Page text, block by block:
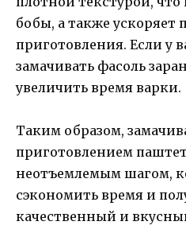
бобы, а также ускоряет
приготовления. Если у
замачивать фасоль
увеличить время варки.
Таким образом,
приготовлением
неотъемлемым шагом,
сэкономить время и
качественный и